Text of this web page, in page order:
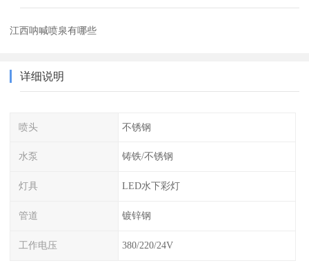
江西呐喊喷泉有哪些
详细说明
喷头 不锈钢
水泵 铸铁/不锈钢
灯具 LED水下彩灯
管道 镀锌钢
工作电压 380/220/24V